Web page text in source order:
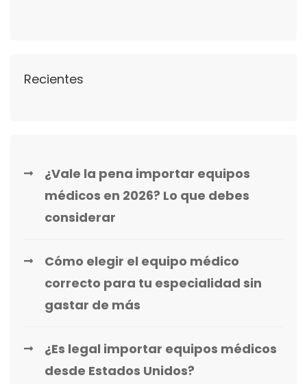
Recientes
¿Vale la pena importar equipos
médicos en 2026? Lo que debes
considerar
Cómo elegir el equipo médico
correcto para tu especialidad sin
gastar de más
¿Es legal importar equipos médicos
desde Estados Unidos?